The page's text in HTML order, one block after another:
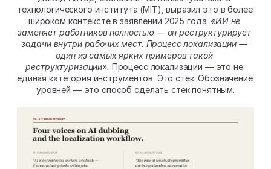
технологического института (MIT), выразил это в более
широком контексте в заявлении 2025 года: «ИИ не
заменяет работников полностью — он реструктурирует
задачи внутри рабочих мест. Процесс локализации —
один из самых ярких примеров такой
реструктуризации». Процесс локализации — это не
единая категория инструментов. Это стек. Обозначение
уровней — это способ сделать стек понятным.